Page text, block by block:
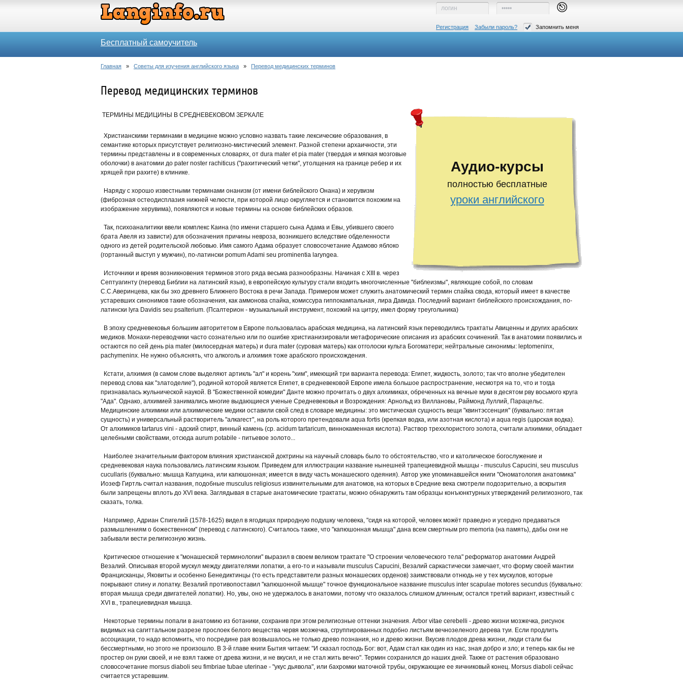
Регистрация Забыли пароль? Запомнить меня
Бесплатный самоучитель
Главная » Советы для изучения английского языка » Перевод медицинских терминов
Перевод медицинских терминов
Аудио-курсы
полностью бесплатные
уроки английского
ТЕРМИНЫ МЕДИЦИНЫ В СРЕДНЕВЕКОВОМ ЗЕРКАЛЕ
Христианскими терминами в медицине можно условно назвать такие лексические образования, в
семантике которых присутствует религиозно-мистический элемент. Разной степени архаичности, эти
термины представлены и в современных словарях, от dura mater et pia mater (твердая и мягкая мозговые
оболочки) в анатомии до pater noster rachiticus ("рахитический четки", утолщения на границе ребер и их
хрящей при рахите) в клинике.
Наряду с хорошо известными терминами онанизм (от имени библейского Онана) и херувизм
(фиброзная остеодисплазия нижней челюсти, при которой лицо округляется и становится похожим на
изображение херувима), появляются и новые термины на основе библейских образов.
Так, психоаналитики ввели комплекс Каина (по имени старшего сына Адама и Евы, убившего своего
брата Авеля из зависти) для обозначения причины невроза, возникшего вследствие обделенности
одного из детей родительской любовью. Имя самого Адама образует словосочетание Адамово яблоко
(гортанный выступ у мужчин), по-латински pomum Adami seu prominentia laryngea.
Источники и время возникновения терминов этого ряда весьма разнообразны. Начиная с XIII в. через
Септуагинту (перевод Библии на латинский язык), в европейскую культуру стали входить многочисленные "библеизмы", являющие собой, по словам
С.С.Аверинцева, как бы эхо древнего Ближнего Востока в речи Запада. Примером может служить анатомический термин спайка свода, который имеет в качестве
устаревших синонимов такие обозначения, как аммонова спайка, комиссура гиппокампальная, лира Давида. Последний вариант библейского происхождания, по-
латински lyra Davidis seu psalterium. (Псалтерион - музыкальный инструмент, похожий на цитру, имел форму треугольника)
В эпоху средневековья большим авторитетом в Европе пользовалась арабская медицина, на латинский язык переводились трактаты Авиценны и других арабских
медиков. Монахи-переводчики часто сознательно или по ошибке христианизировали метафорические описания из арабских сочинений. Так в анатомии появились и
остаются по сей день pia mater (милосердная матерь) и dura mater (суровая матерь) как отголоски культа Богоматери; нейтральные синонимы: leptomeninx,
pachymeninx. Не нужно объяснять, что алкоголь и алхимия тоже арабского происхождения.
Кстати, алхимия (в самом слове выделяют артикль "ал" и корень "хим", имеющий три варианта перевода: Египет, жидкость, золото; так что вполне убедителен
перевод слова как "златоделие"), родиной которой является Египет, в средневековой Европе имела большое распространение, несмотря на то, что и тогда
признавалась жульнической наукой. В "Божественной комедии" Данте можно прочитать о двух алхимиках, обреченных на вечные муки в десятом рву восьмого круга
"Ада". Однако, алхимией занимались многие выдающиеся ученые Средневековья и Возрождения: Арнольд из Виллановы, Раймонд Луллий, Парацельс.
Медицинские алхимики или алхимические медики оставили свой след в словаре медицины: это мистическая сущность вещи "квинтэссенция" (буквально: пятая
сущность) и универсальный растворитель "алкагест", на роль которого претендовали aqua fortis (крепкая водка, или азотная кислота) и aqua regis (царская водка).
От алхимиков tartarus vini - адский спирт, винный камень (ср. acidum tartaricum, виннокаменная кислота). Раствор треххлористого золота, считали алхимики, обладает
целебными свойствами, отсюда aurum potabile - питьевое золото...
Наиболее значительным фактором влияния христианской доктрины на научный словарь было то обстоятельство, что и католическое богослужение и
средневековая наука пользовались латинским языком. Приведем для иллюстрации название нынешней трапециевидной мышцы - musculus Capucini, seu musculus
cucullaris (буквально: мышца Капуцина, или капюшонная; имеется в виду часть монашеского одеяния). Автор уже упоминавшейся книги "Ономатология анатомика"
Иозеф Гиртль считал названия, подобные musculus religiosus извинительными для анатомов, на которых в Средние века смотрели подозрительно, а вскрытия
были запрещены вплоть до XVI века. Заглядывая в старые анатомические трактаты, можно обнаружить там образцы конъюнктурных утверждений религиозного, так
сказать, толка.
Например, Адриан Спигелий (1578-1625) видел в ягодицах природную подушку человека, "сидя на которой, человек можёт праведно и усердно предаваться
размышлениям о божественном" (перевод с латинского). Считалось также, что "капюшонная мышца" дана всем смертным pro memoria (на память), дабы они не
забывали вести религиозную жизнь.
Критическое отношение к "монашеской терминологии" выразил в своем великом трактате "О строении человеческого тела" реформатор анатомии Андрей
Везалий. Описывая второй мускул между двигателями лопатки, а его-то и называли musculus Capucini, Везалий саркастически замечает, что форму своей мантии
Францисканцы, Яковиты и особенно Бенедиктинцы (то есть представители разных монашеских орденов) заимствовали отнюдь не у тех мускулов, которые
покрывают спину и лопатку. Везалий противопоставил "капюшонной мышце" точное функциональное название musculus inter scapulae motores secundus (буквально:
вторая мышца среди двигателей лопатки). Но, увы, оно не удержалось в анатомии, потому что оказалось слишком длинным; остался третий вариант, известный с
XVI в., трапециевидная мышца.
Некоторые термины попали в анатомию из ботаники, сохранив при этом религиозные оттенки значения. Arbor vitae cerebelli - древо жизни мозжечка, рисунок
видимых на сагиттальном разрезе прослоек белого вещества червя мозжечка, сгруппированных подобно листьям вечнозеленого дерева туи. Если продлить
ассоциации, то надо вспомнить, что посредине рая возвышалось не только древо познания, но и древо жизни. Вкусив плодов древа жизни, люди стали бы
бессмертными, но этого не произошло. В 3-й главе книги Бытия читаем: "И сказал господь Бог: вот, Адам стал как один из нас, зная добро и зло; и теперь как бы не
простер он руки своей, и не взял также от древа жизни, и не вкусил, и не стал жить вечно". Термин сохранился до наших дней. Также от растения образовано
словосочетание morsus diaboli seu fimbriae tubae uterinae - "укус дьявола", или бахромки маточной трубы, окружающие ее яичниковый конец. Morsus diaboli сейчас
считается устаревшим.